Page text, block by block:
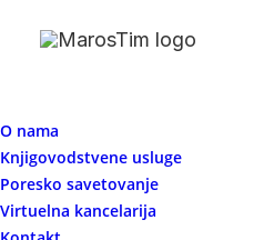
O nama
Knjigovodstvene usluge
Poresko savetovanje
Virtuelna kancelarija